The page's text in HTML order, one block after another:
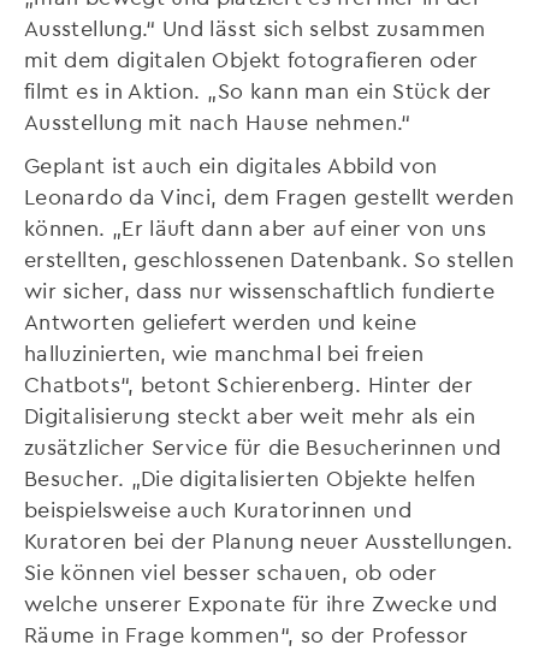
Ausstellung.“ Und lässt sich selbst zusammen
mit dem digitalen Objekt fotografieren oder
filmt es in Aktion. „So kann man ein Stück der
Ausstellung mit nach Hause nehmen.“
Geplant ist auch ein digitales Abbild von
Leonardo da Vinci, dem Fragen gestellt werden
können. „Er läuft dann aber auf einer von uns
erstellten, geschlossenen Datenbank. So stellen
wir sicher, dass nur wissenschaftlich fundierte
Antworten geliefert werden und keine
halluzinierten, wie manchmal bei freien
Chatbots“, betont Schierenberg. Hinter der
Digitalisierung steckt aber weit mehr als ein
zusätzlicher Service für die Besucherinnen und
Besucher. „Die digitalisierten Objekte helfen
beispielsweise auch Kuratorinnen und
Kuratoren bei der Planung neuer Ausstellungen.
Sie können viel besser schauen, ob oder
welche unserer Exponate für ihre Zwecke und
Räume in Frage kommen“, so der Professor